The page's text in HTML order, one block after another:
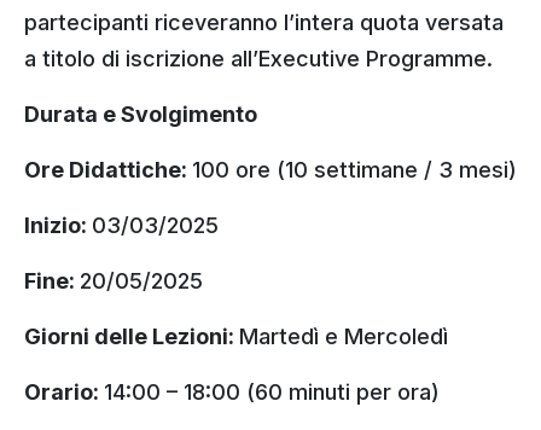
partecipanti riceveranno l’intera quota versata
a titolo di iscrizione all’Executive Programme.
Durata e Svolgimento
Ore Didattiche: 100 ore (10 settimane / 3 mesi)
Inizio: 03/03/2025
Fine: 20/05/2025
Giorni delle Lezioni: Martedì e Mercoledì
Orario: 14:00 – 18:00 (60 minuti per ora)